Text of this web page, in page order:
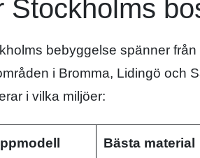
Stockholms
bebyggelse spänner
i Bromma, Lidingö och
i vilka miljöer:
Bästa material